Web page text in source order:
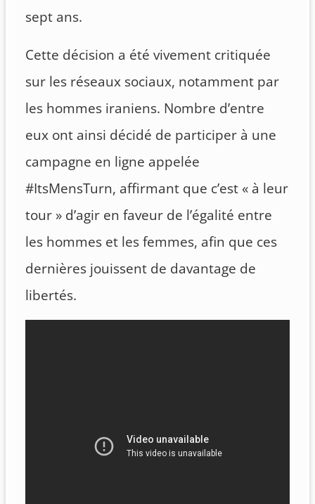
sept ans.
Cette décision a été vivement critiquée
sur les réseaux sociaux, notamment par
les hommes iraniens. Nombre d’entre
eux ont ainsi décidé de participer à une
campagne en ligne appelée
#ItsMensTurn, affirmant que c’est « à leur
tour » d’agir en faveur de l’égalité entre
les hommes et les femmes, afin que ces
dernières jouissent de davantage de
libertés.